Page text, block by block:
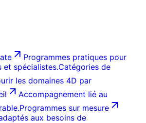
Programmes pratiques pour
et spécialistes.Catégories de
les domaines 4D par
Accompagnement lié au
Programmes sur mesure
aux besoins de